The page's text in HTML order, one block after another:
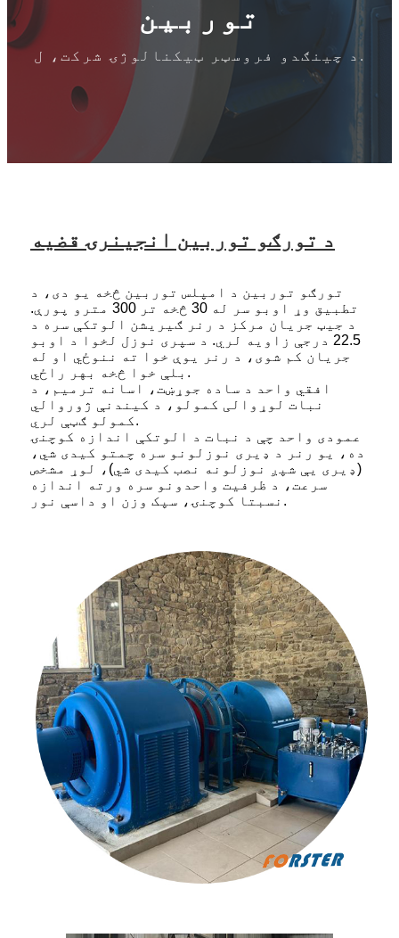
توربین
د چینګدو فروسټر ټیکنالوژۍ شرکت، ل.
د تورګو توربین انجینرۍ قضیه
تورګو توربین د امپلس توربین څخه یو دی، د
تطبیق وړ اوبو سر له 30 څخه تر 300 مترو پورې.
د جیټ جریان مرکز د رنر ګیریشن الوتکې سره د
22.5 درجې زاویه لري. د سپری نوزل ​​لخوا د اوبو
جریان کم شوی، د رنر یوې خوا ته ننوځي او له
بلې خوا څخه بهر راځي.
افقي واحد د ساده جوړښت، اسانه ترمیم، د
نبات لوړوالی کمولو، د کیندنې ژوروالي
کمولو ګټې لري.
عمودی واحد چې د نبات د الوتکې اندازه کوچنۍ
ده، یو رنر د ډیری نوزلونو سره چمتو کیدی شي،
(ډیری یې شپږ نوزلونه نصب کیدی شي)، لوړ مشخص
سرعت، د ظرفیت واحدونو سره ورته اندازه
نسبتا کوچنۍ، سپک وزن او داسې نور.